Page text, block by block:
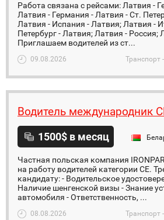
Работа связана с рейсами: Латвия -
Латвия - Германия - Латвия - Ст.
Латвия - Испания - Латвия; Латвия -
Петербург - Латвия; Латвия - Россия;
Приглашаем водителей из ст...
09.08.2026 Транспорт
Водитель международник
1500$ в месяц
Частная польская компания
на работу водителей категории CE.
кандидату: - Водительское
Наличие шенгенской визы - Знание
автомобиля - Ответственность, ...
08.08.2026 Транспорт